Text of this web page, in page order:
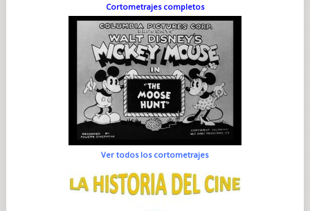
Cortometrajes completos
Ver todos los cortometrajes